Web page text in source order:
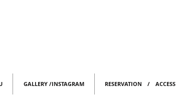
GALLERY /INSTAGRAM RESERVATION / ACCESS